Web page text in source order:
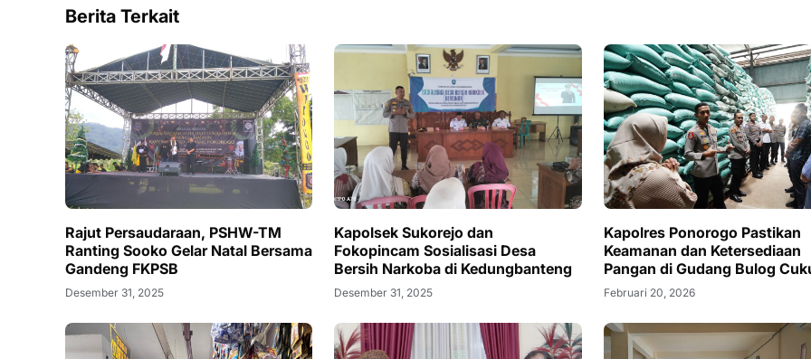
Berita Terkait
Rajut Persaudaraan, PSHW-TM
Ranting Sooko Gelar Natal Bersama
Gandeng FKPSB
Desember 31, 2025
Kapolsek Sukorejo dan
Fokopincam Sosialisasi Desa
Bersih Narkoba di Kedungbanteng
Desember 31, 2025
Kapolres Ponorogo Pastikan
Keamanan dan Ketersediaan
Pangan di Gudang Bulog
Februari 20, 2026